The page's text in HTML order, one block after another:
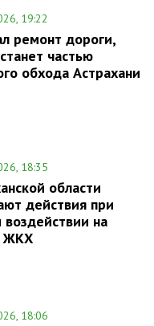
19:22
ремонт дороги,
частью
обхода Астрахани
18:35
области
действия при
на
ЖКХ
18:06